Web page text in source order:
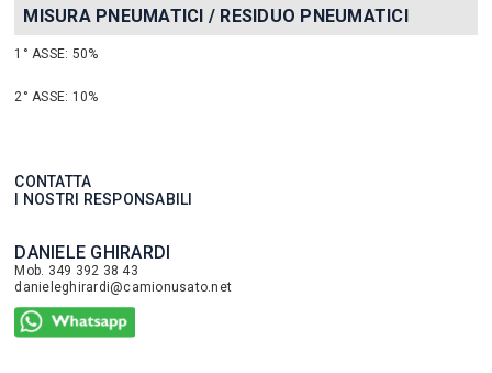
CONTATTA
I NOSTRI RESPONSABILI
DANIELE GHIRARDI
Mob. 349 392 38 43
danieleghirardi@camionusato.net
MISURA PNEUMATICI / RESIDUO PNEUMATICI
1° ASSE: 50%
2° ASSE: 10%